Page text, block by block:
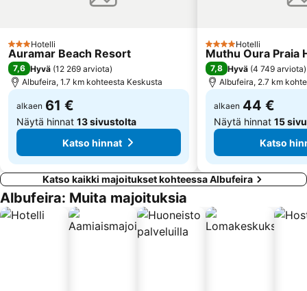
Palácio e Quinta de Estói
3 Tähtiluokitus
Hotelli
Auramar Beach Resort
7,6 Hyvä (12 269 arviota)
Albufeira, 1.7 km kohteesta Keskusta
alkaen 61 €
Näytä hinnat 13 sivustolta
Katso hinnat
4 Tähtiluokitus
Hotelli
Muthu Oura Praia
7,8 Hyvä (4 749 arviota)
Albufeira, 2.7 km
alkaen 44 €
Näytä hinnat 15
Katso
Katso kaikki majoitukset kohteessa Albufeira
Albufeira: Muita majoituksia